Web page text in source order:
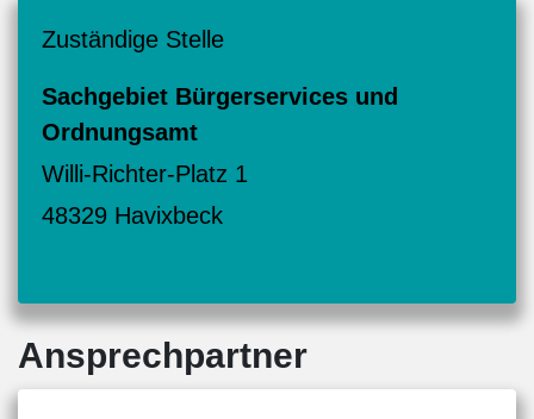
Zuständige Stelle
Sachgebiet Bürgerservices und
Ordnungsamt
Willi-Richter-Platz 1
48329 Havixbeck
Ansprechpartner